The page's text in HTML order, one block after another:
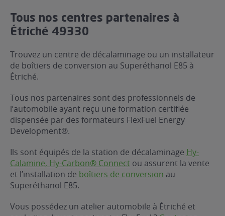
?
gratuit
du carburant avec
?
garagiste
Tous nos centres partenaires à
Étriché 49330
Trouvez un centre de décalaminage ou un installateur
de boîtiers de conversion au Superéthanol E85 à
Étriché.
Tous nos partenaires sont des professionnels de
l’automobile ayant reçu une formation certifiée
dispensée par des formateurs FlexFuel Energy
Development®.
Ils sont équipés de la station de décalaminage Hy-
Calamine, Hy-Carbon® Connect ou assurent la vente
et l’installation de boîtiers de conversion au
Superéthanol E85.
Vous possédez un atelier automobile à Étriché et